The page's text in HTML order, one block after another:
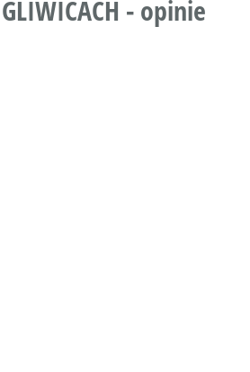
- opinie